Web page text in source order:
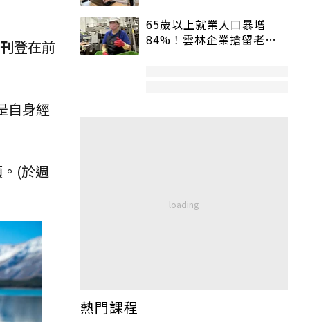
登在前
自身經
(於週
65歲以上就業人口暴增
84%！雲林企業搶留老員
熱門課程